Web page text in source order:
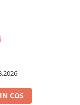
COS